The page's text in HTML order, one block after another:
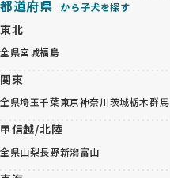
都道府県 から子犬を探す
東北
全県宮城福島
関東
全県埼玉千葉東京神奈川茨城栃木群馬
甲信越/北陸
全県山梨長野新潟富山